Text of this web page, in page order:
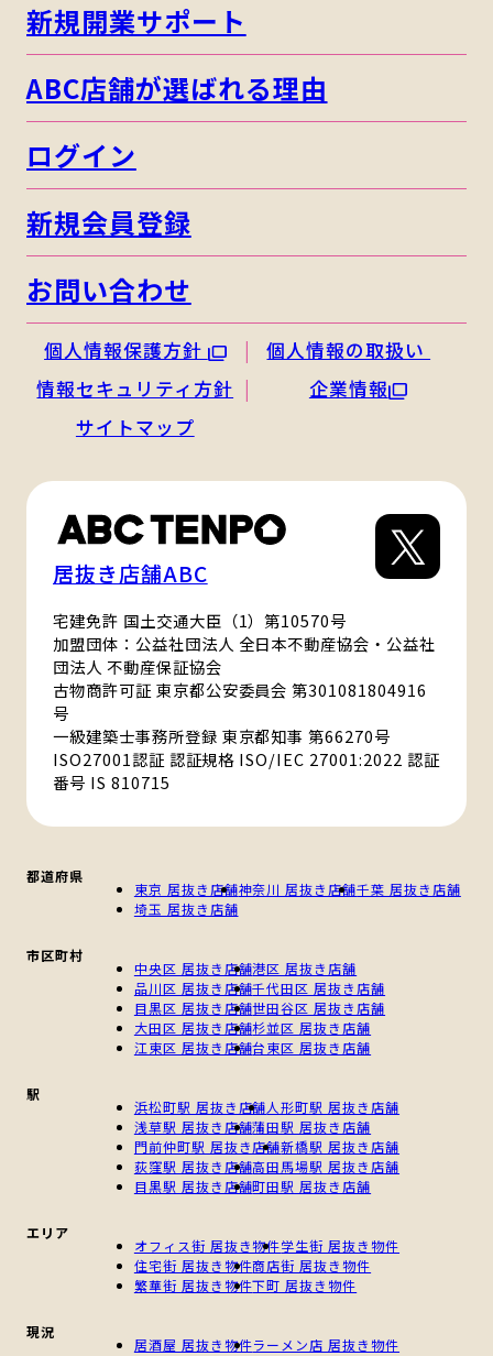
新規開業サポート
ABC店舗が選ばれる理由
ログイン
新規会員登録
お問い合わせ
個人情報保護方針
個人情報の取扱い
情報セキュリティ方針
企業情報
サイトマップ
居抜き店舗ABC
宅建免許 国土交通大臣（1）第10570号
加盟団体：公益社団法人 全日本不動産協会・公益社
団法人 不動産保証協会
古物商許可証 東京都公安委員会 第301081804916
号
一級建築士事務所登録 東京都知事 第66270号
ISO27001認証 認証規格 ISO/IEC 27001:2022 認証
番号 IS 810715
都道府県
東京 居抜き店舗神奈川 居抜き店舗千葉 居抜き店舗
埼玉 居抜き店舗
市区町村
中央区 居抜き店舗港区 居抜き店舗
品川区 居抜き店舗千代田区 居抜き店舗
目黒区 居抜き店舗世田谷区 居抜き店舗
大田区 居抜き店舗杉並区 居抜き店舗
江東区 居抜き店舗台東区 居抜き店舗
駅
浜松町駅 居抜き店舗人形町駅 居抜き店舗
浅草駅 居抜き店舗蒲田駅 居抜き店舗
門前仲町駅 居抜き店舗新橋駅 居抜き店舗
荻窪駅 居抜き店舗高田馬場駅 居抜き店舗
目黒駅 居抜き店舗町田駅 居抜き店舗
エリア
オフィス街 居抜き物件学生街 居抜き物件
住宅街 居抜き物件商店街 居抜き物件
繁華街 居抜き物件下町 居抜き物件
現況
居酒屋 居抜き物件ラーメン店 居抜き物件